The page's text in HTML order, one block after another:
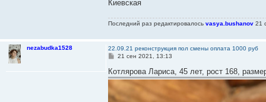
и
Киевская
Последний раз редактировалосьvasya.bushanov 21
nezabudka1528
22.09.21 реконструкция пол смены оплата 1000 руб
С
о
б
е
н
21 сен 2021, 13:13
Котлярова Лариса, 45 лет, рост 168,